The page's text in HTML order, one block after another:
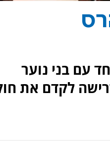
יחד עם בני נוער
לקדם את